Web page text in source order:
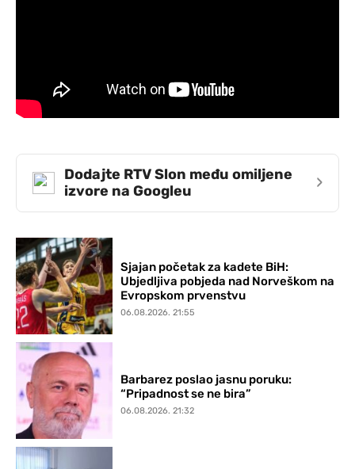
Dodajte RTV Slon među omiljene
izvore na Googleu
›
Sjajan početak za kadete BiH:
Ubjedljiva pobjeda nad Norveškom na
Evropskom prvenstvu
06.08.2026. 21:55
Barbarez poslao jasnu poruku:
“Pripadnost se ne bira”
06.08.2026. 21:32